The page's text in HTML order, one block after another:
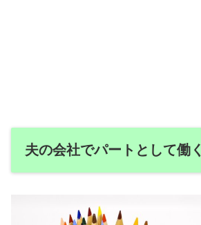
夫の会社でパートとして働く